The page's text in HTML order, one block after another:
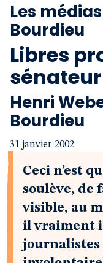
Les
Bourdieu
Libres
Henri
Bourdieu
31 janvier 2002
Ceci n’est
soulève, de
visible, au
il vraiment